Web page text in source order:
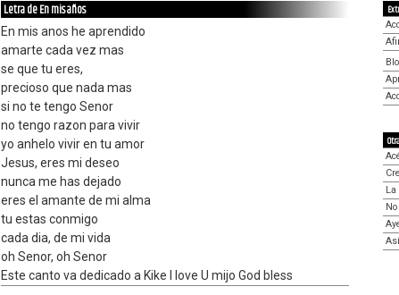
Letra de En mis años
En mis anos he aprendido
amarte cada vez mas
se que tu eres,
precioso que nada mas
si no te tengo Senor
no tengo razon para vivir
yo anhelo vivir en tu amor
Jesus, eres mi deseo
nunca me has dejado
eres el amante de mi alma
tu estas conmigo
cada dia, de mi vida
oh Senor, oh Senor
Este canto va dedicado a Kike I love U mijo God bless
La